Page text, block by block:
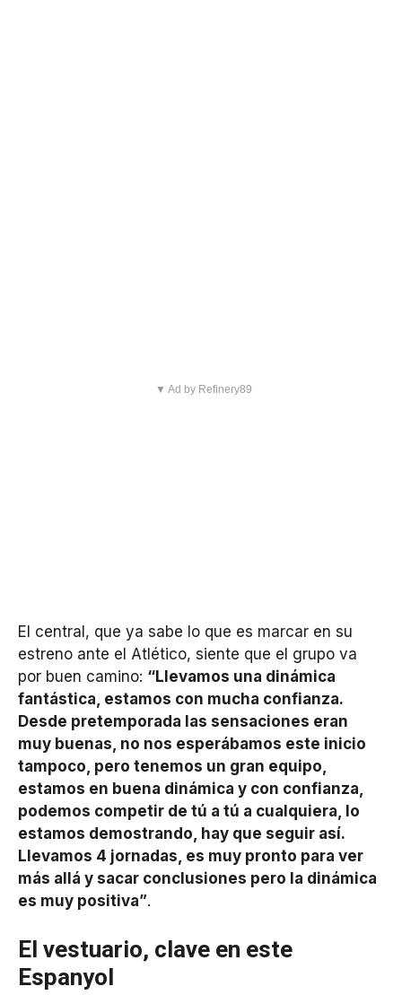
▼ Ad by Refinery89
El central, que ya sabe lo que es marcar en su
estreno ante el Atlético, siente que el grupo va
por buen camino: “Llevamos una dinámica
fantástica, estamos con mucha confianza.
Desde pretemporada las sensaciones eran
muy buenas, no nos esperábamos este inicio
tampoco, pero tenemos un gran equipo,
estamos en buena dinámica y con confianza,
podemos competir de tú a tú a cualquiera, lo
estamos demostrando, hay que seguir así.
Llevamos 4 jornadas, es muy pronto para ver
más allá y sacar conclusiones pero la dinámica
es muy positiva”.
El vestuario, clave en este
Espanyol